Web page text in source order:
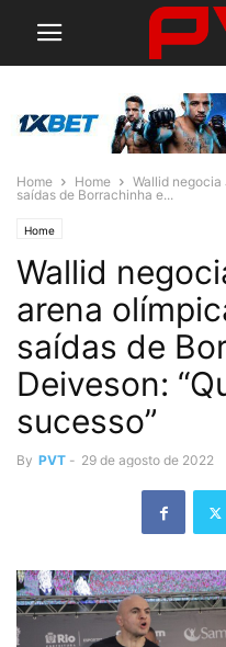
Home Home
Wallid
saídas de Borrachinha e...
Home
Wallid
arena
saídas de
Deiveson:
sucesso”
By PVT - 29 de agosto de 2022